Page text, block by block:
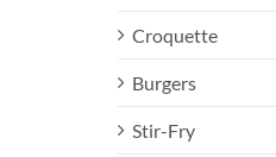
Croquette
Burgers
Stir-Fry